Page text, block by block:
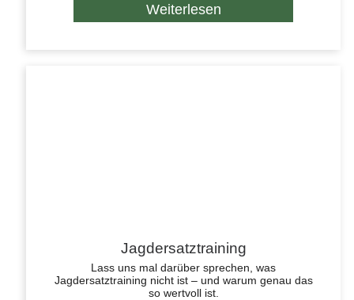
Weiterlesen
Jagdersatztraining
Lass uns mal darüber sprechen, was
Jagdersatztraining nicht ist – und warum genau das
so wertvoll ist.